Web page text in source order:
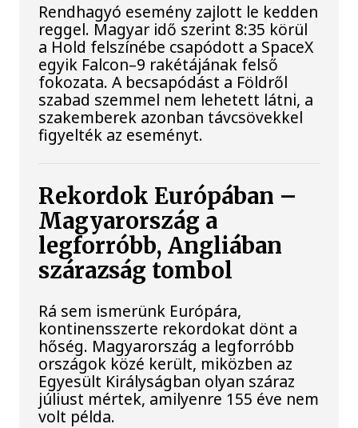
Rendhagyó esemény zajlott le kedden
reggel. Magyar idő szerint 8:35 körül
a Hold felszínébe csapódott a SpaceX
egyik Falcon–9 rakétájának felső
fokozata. A becsapódást a Földről
szabad szemmel nem lehetett látni, a
szakemberek azonban távcsövekkel
figyelték az eseményt.
Rekordok Európában –
Magyarország a
legforróbb, Angliában
szárazság tombol
Rá sem ismerünk Európára,
kontinensszerte rekordokat dönt a
hőség. Magyarország a legforróbb
országok közé került, miközben az
Egyesült Királyságban olyan száraz
júliust mértek, amilyenre 155 éve nem
volt példa.